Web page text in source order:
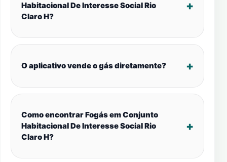
Habitacional De Interesse Social Rio
Claro H?
O aplicativo vende o gás diretamente?
Como encontrar Fogás em Conjunto
Habitacional De Interesse Social Rio
Claro H?